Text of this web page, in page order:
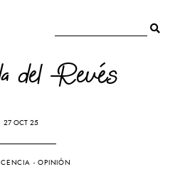
del Revés
27 OCT 25
-OPINIÓN